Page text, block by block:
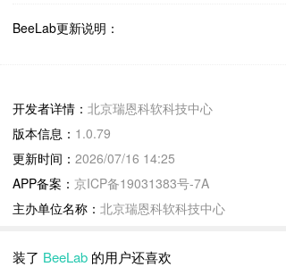
BeeLab更新说明：
投稿管理模块：
新增：发表时间、所属小组、文献类型，选项为
审稿人回复新增至5个。
新增：关联成果管理。
BeeLab1.0.79 下载安装说明：
下载BeeLab到手机上面的方法有很多。 安卓系
开发者详情： 北京瑞恩科软科技中心
版本信息： 1.0.79
更新时间： 2026/07/16 14:25
APP备案： 京ICP备19031383号-7A
主办单位名称： 北京瑞恩科软科技中心
装了 BeeLab 的用户还喜欢